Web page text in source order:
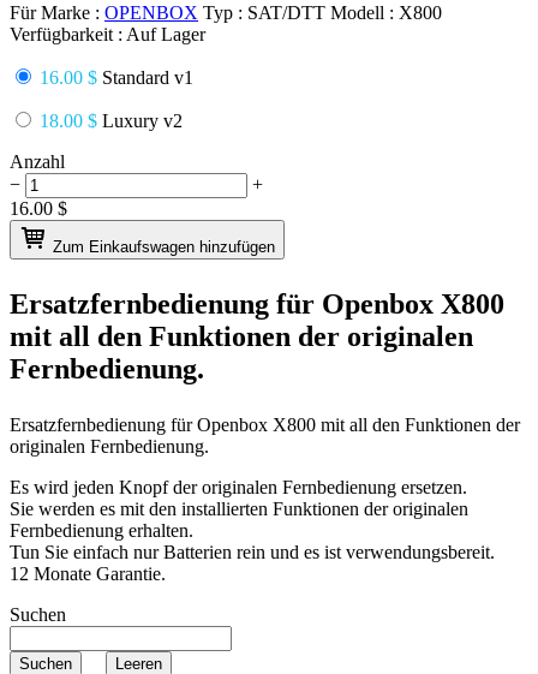
Für Marke : OPENBOX Typ : SAT/DTT Modell : X800
Verfügbarkeit : Auf Lager
16.00 $ Standard v1
18.00 $ Luxury v2
Anzahl
−
+
16.00 $
Zum Einkaufswagen hinzufügen
Ersatzfernbedienung für Openbox X800
mit all den Funktionen der originalen
Fernbedienung.
Ersatzfernbedienung fürOpenbox X800 mit all den Funktionen der
originalen Fernbedienung.
Es wird jeden Knopf der originalen Fernbedienung ersetzen.
Sie werden es mit den installierten Funktionen der originalen
Fernbedienung erhalten.
Tun Sie einfach nur Batterien rein und es ist verwendungsbereit.
12 Monate Garantie.
Suchen